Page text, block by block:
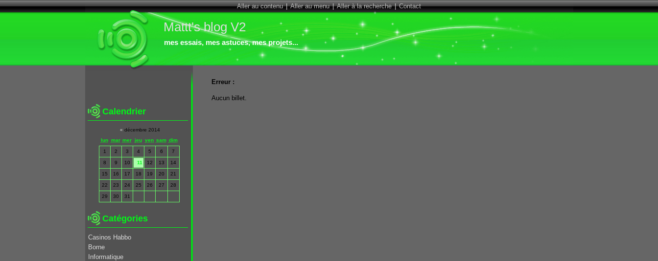
Aller au contenu|Aller au menu|Aller à la recherche|Contact
Mattt's blog V2
mes essais, mes astuces, mes projets...
Erreur :
Aucun billet.
Calendrier
« décembre 2014
lun mar mer jeu ven sam dim
1 2 3 4 5 6 7
8 9 10 11 12 13 14
15 16 17 18 19 20 21
22 23 24 25 26 27 28
29 30 31
Catégories
Casinos Habbo
Borne
Informatique